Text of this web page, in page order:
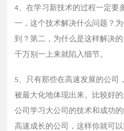
4、在学习新技术的过程一定要
一，这个技术解决什么问题？
到？第二，为什么是这样解决
千万别一上来就陷入细节。
5、只有那些在高速发展的公司
被最大化地体现出来。比较好
公司学习大公司的技术和成功
高速成长的公司，这样你就可以